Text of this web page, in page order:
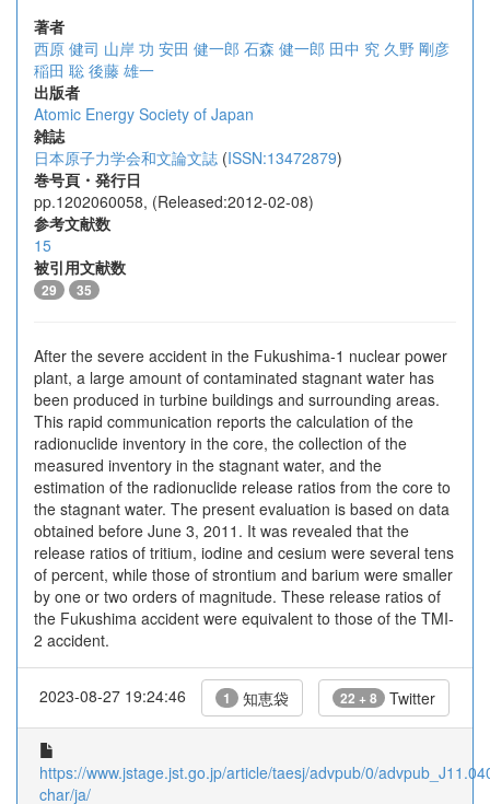
著者
西原 健司 山岸 功 安田 健一郎 石森 健一郎 田中 究 久野 剛彦
稲田 聡 後藤 雄一
出版者
Atomic Energy Society of Japan
雑誌
日本原子力学会和文論文誌 (ISSN:13472879)
巻号頁・発行日
pp.1202060058, (Released:2012-02-08)
参考文献数
15
被引用文献数
29 35
After the severe accident in the Fukushima-1 nuclear power
plant, a large amount of contaminated stagnant water has
been produced in turbine buildings and surrounding areas.
This rapid communication reports the calculation of the
radionuclide inventory in the core, the collection of the
measured inventory in the stagnant water, and the
estimation of the radionuclide release ratios from the core to
the stagnant water. The present evaluation is based on data
obtained before June 3, 2011. It was revealed that the
release ratios of tritium, iodine and cesium were several tens
of percent, while those of strontium and barium were smaller
by one or two orders of magnitude. These release ratios of
the Fukushima accident were equivalent to those of the TMI-
2 accident.
2023-08-27 19:24:46 1 知恵袋 22 + 8 Twitter
https://www.jstage.jst.go.jp/article/taesj/advpub/0/
char/ja/